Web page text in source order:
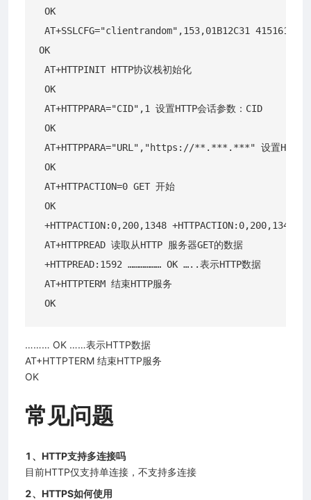
OK
AT+SSLCFG="clientrandom",153,01B12C31
OK
AT+HTTPINIT HTTP协议栈初始化
OK
AT+HTTPPARA="CID",1 设置HTTP会话参数：CID
OK
AT+HTTPPARA="URL","https://**.***.***" 设置HTTP会
OK
AT+HTTPACTION=0 GET 开始
OK
+HTTPACTION:0,200,1348 +HTTPACTION:0,200,1348
AT+HTTPREAD 读取从HTTP 服务器GET的数据
+HTTPREAD:1592 ……………… OK …..表示HTTP数据
AT+HTTPTERM 结束HTTP服务
……… OK ……表示HTTP数据
AT+HTTPTERM 结束HTTP服务
OK
常见问题
1、HTTP支持多连接吗
目前HTTP仅支持单连接，不支持多连接
2、HTTPS如何使用